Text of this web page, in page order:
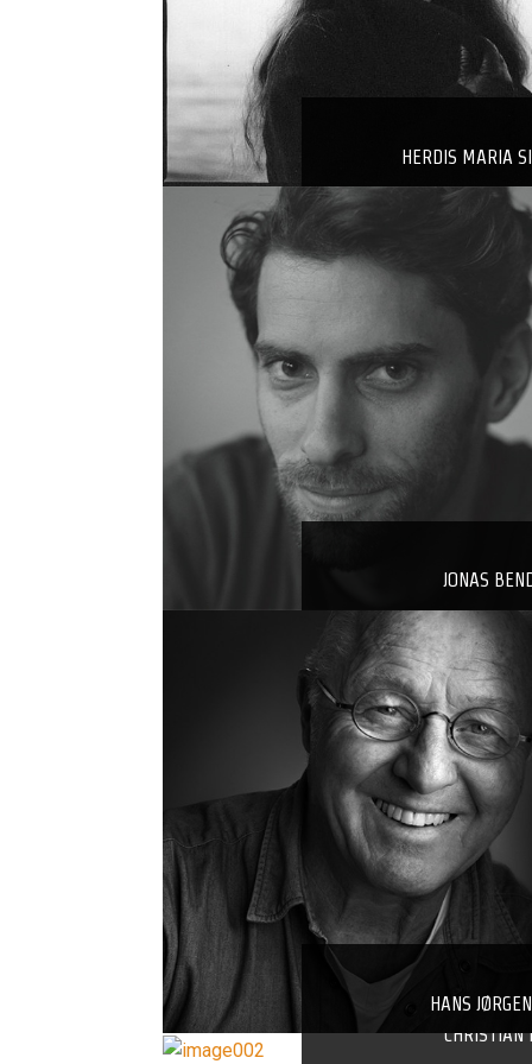
HERDIS MARIA
JONAS
HANS
CHRISTIAN